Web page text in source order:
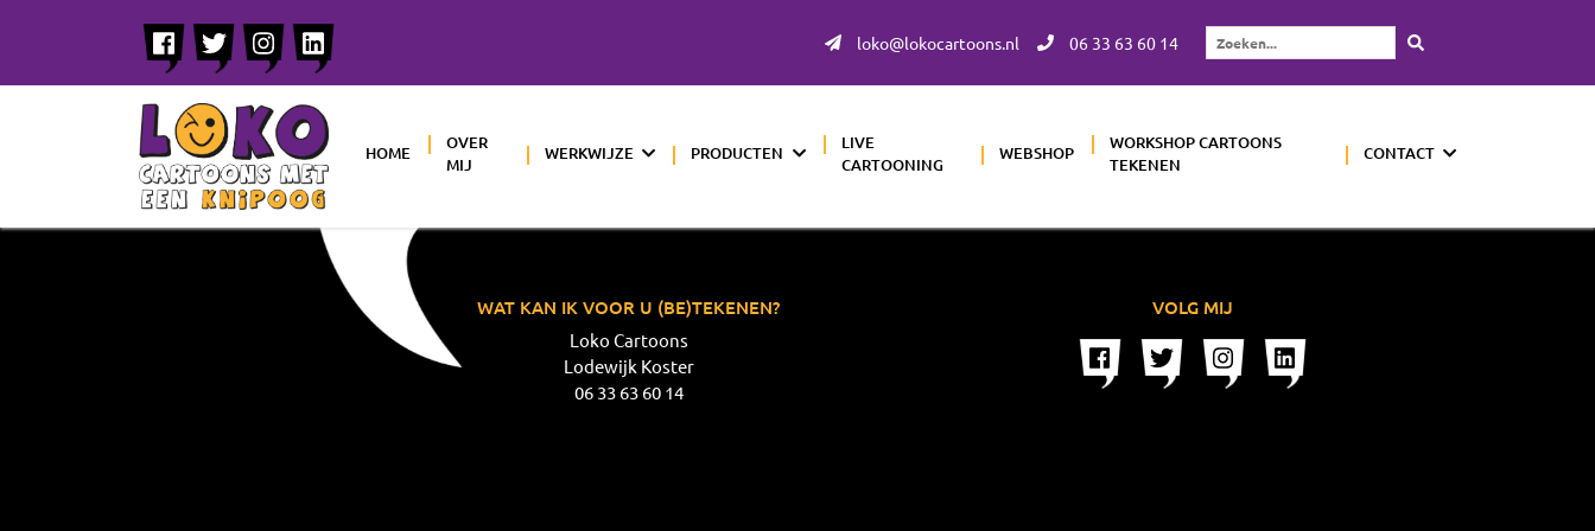
loko@lokocartoons.nl 06 33 63 60 14
Zoeken...
HOME
OVER
MIJ
WERKWIJZE PRODUCTEN
LIVE
CARTOONING
WEBSHOP
WORKSHOP CARTOONS
TEKENEN
CONTACT
WAT KAN IK VOOR U (BE)TEKENEN?
Loko Cartoons
Lodewijk Koster
06 33 63 60 14
VOLG MIJ